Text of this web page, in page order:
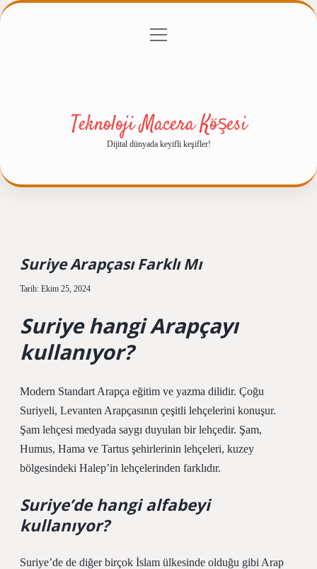
Gizlilik Politikası
menüyü
Teknoloji Macera Köşesi
Dijital dünyada keyifli keşifler!
Suriye Arapçası Farklı Mı
Tarih: Ekim 25, 2024
Suriye hangi Arapçayı
kullanıyor?
Modern Standart Arapça eğitim ve yazma dilidir. Çoğu
Suriyeli, Levanten Arapçasının çeşitli lehçelerini konuşur.
Şam lehçesi medyada saygı duyulan bir lehçedir. Şam,
Humus, Hama ve Tartus şehirlerinin lehçeleri, kuzey
bölgesindeki Halep’in lehçelerinden farklıdır.
Suriye’de hangi alfabeyi
kullanıyor?
Suriye’de de diğer birçok İslam ülkesinde olduğu gibi Arap